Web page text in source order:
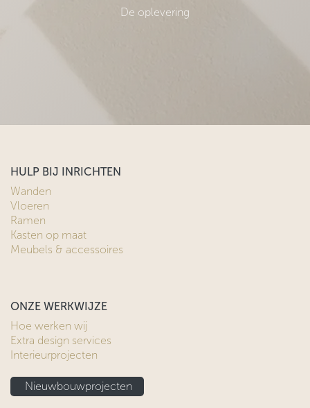
De oplevering
HULP BIJ INRICHTEN
Wanden
Vloeren
Ramen
Kasten op maat
Meubels & accessoires
ONZE WERKWIJZE
Hoe werken wij
Extra design services
Interieurprojecten
Nieuwbouwprojecten